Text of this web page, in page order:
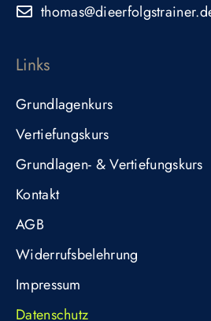
Links
Grundlagenkurs
Vertiefungskurs
Grundlagen- & Vertiefungskurs
Kontakt
AGB
Widerrufsbelehrung
Impressum
Datenschutz